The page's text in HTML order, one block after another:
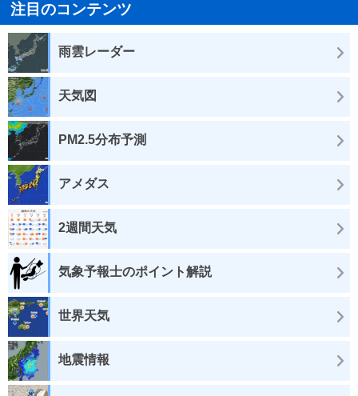
注目のコンテンツ
雨雲レーダー
天気図
PM2.5分布予測
アメダス
2週間天気
気象予報士のポイント解説
世界天気
地震情報